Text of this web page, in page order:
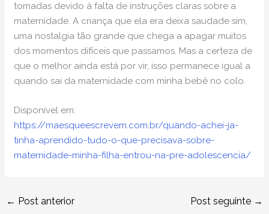
tomadas devido à falta de instruções claras sobre a
maternidade. A criança que ela era deixa saudade sim,
uma nostalgia tão grande que chega a apagar muitos
dos momentos difíceis que passamos. Mas a certeza de
que o melhor ainda está por vir, isso permanece igual a
quando saí da maternidade com minha bebê no colo.
Disponível em:
https://maesqueescrevem.com.br/quando-achei-ja-
tinha-aprendido-tudo-o-que-precisava-sobre-
maternidade-minha-filha-entrou-na-pre-adolescencia/
← Post anterior Post seguinte →